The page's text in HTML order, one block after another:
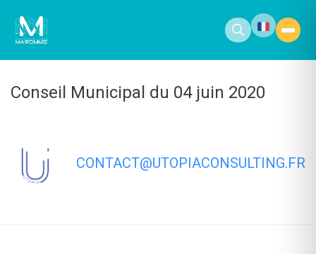
principal
Conseil Municipal du 04 juin 2020
CONTACT@UTOPIACONSULTING.FR